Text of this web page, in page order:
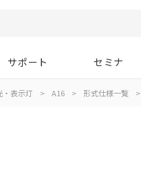
サポート セミナ
表示灯 > A16 > 形式仕様一覧 >